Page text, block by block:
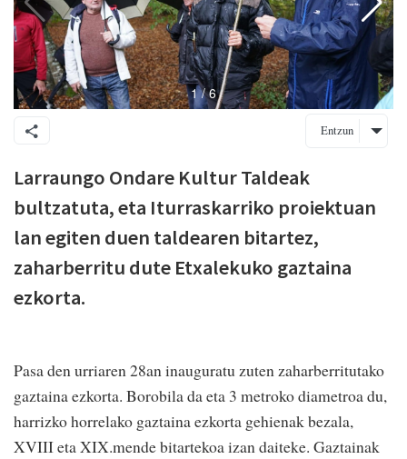
Entzun
Larraungo Ondare Kultur Taldeak
bultzatuta, eta Iturraskarriko proiektuan
lan egiten duen taldearen bitartez,
zaharberritu dute Etxalekuko gaztaina
ezkorta.
Pasa den urriaren 28an inauguratu zuten zaharberritutako
gaztaina ezkorta. Borobila da eta 3 metroko diametroa du,
harrizko horrelako gaztaina ezkorta gehienak bezala,
XVIII eta XIX.mende bitartekoa izan daiteke. Gaztainak